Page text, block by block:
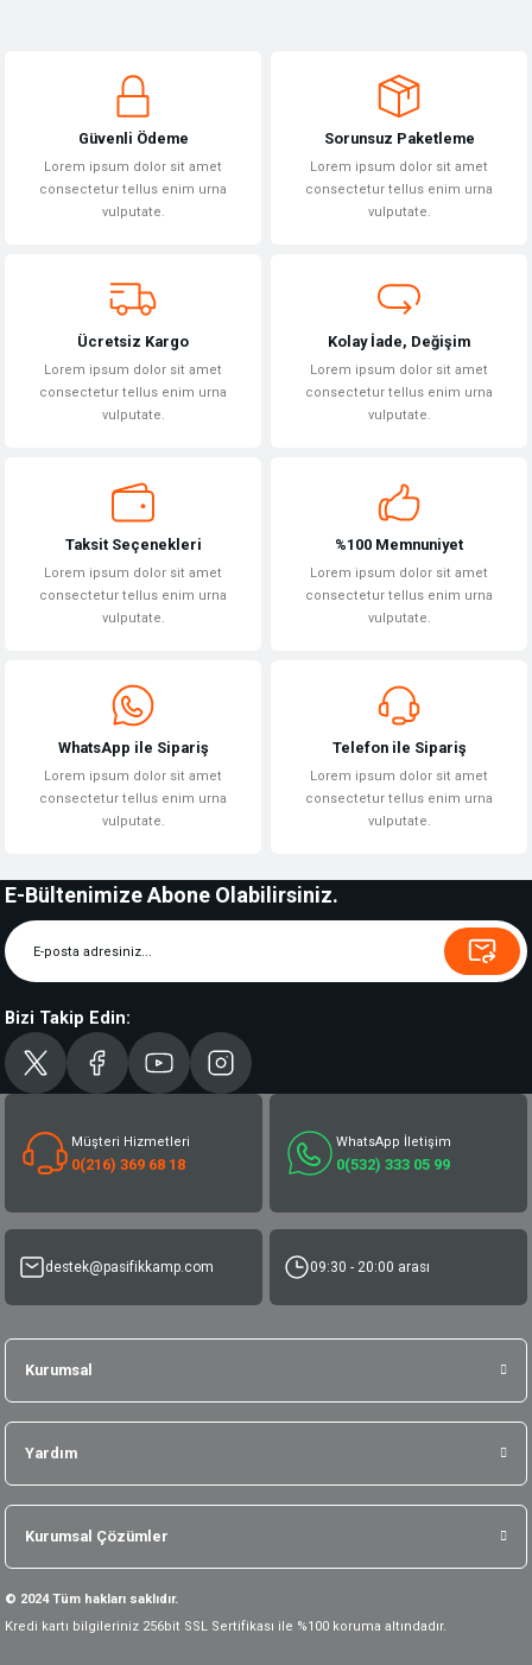
Görüş ve önerileriniz için teşekkür ederiz.
Ürün açıklamasında eksik bilgiler bulunuyor.
Ürün bilgilerinde hatalar bulunuyor.
Bu ürüne benzer farklı alternatifler olmalı.
Güvenli Ödeme
Lorem ipsum dolor sit amet
consectetur tellus enim urna
vulputate.
Sorunsuz Paketleme
Lorem ipsum dolor sit amet
consectetur tellus enim urna
vulputate.
Ücretsiz Kargo
Lorem ipsum dolor sit amet
consectetur tellus enim urna
vulputate.
Kolay İade, Değişim
Lorem ipsum dolor sit amet
consectetur tellus enim urna
vulputate.
Taksit Seçenekleri
Lorem ipsum dolor sit amet
consectetur tellus enim urna
vulputate.
%100 Memnuniyet
Lorem ipsum dolor sit amet
consectetur tellus enim urna
vulputate.
WhatsApp ile Sipariş
Lorem ipsum dolor sit amet
consectetur tellus enim urna
vulputate.
Telefon ile Sipariş
Lorem ipsum dolor sit amet
consectetur tellus enim urna
vulputate.
E-Bültenimize Abone Olabilirsiniz.
Bizi Takip Edin:
Müşteri Hizmetleri
0(216) 369 68 18
WhatsApp İletişim
0(532) 333 05 99
destek@pasifikkamp.com 09:30 - 20:00 arası
Kurumsal
Yardım
Kurumsal Çözümler
© 2024 Tüm hakları saklıdır.
Kredi kartı bilgileriniz 256bit SSL Sertifikası ile %100 koruma altındadır.